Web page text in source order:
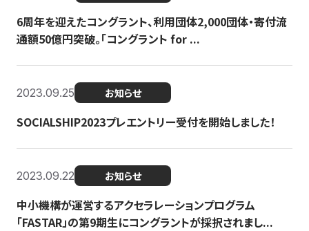
6周年を迎えたコングラント、利用団体2,000団体・寄付流
通額50億円突破。「コングラント for ...
2023.09.25 お知らせ
SOCIALSHIP2023プレエントリー受付を開始しました！
2023.09.22 お知らせ
中小機構が運営するアクセラレーションプログラム
「FASTAR」の第9期生にコングラントが採択されまし...